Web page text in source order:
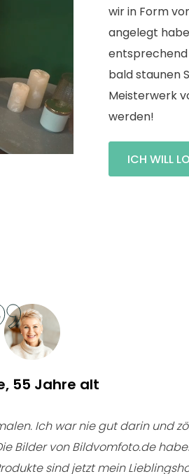
wir in Form
angelegt
entsprechend
bald staunen
Meisterwerk
werden!
ICH WILL
55 Jahre alt
Ich war nie gut darin und
Bilder von Bildvomfoto.de
sind jetzt mein